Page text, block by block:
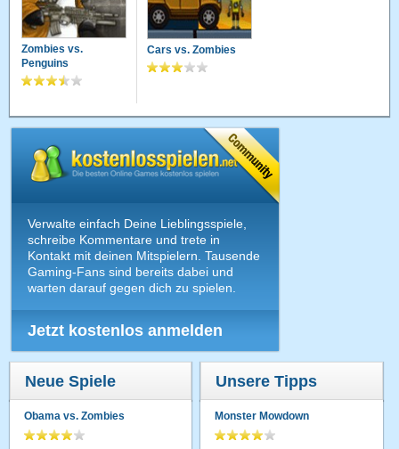
Zombies vs.
Penguins
Cars vs. Zombies
Verwalte einfach Deine Lieblingsspiele,
schreibe Kommentare und trete in
Kontakt mit deinen Mitspielern. Tausende
Gaming-Fans sind bereits dabei und
warten darauf gegen dich zu spielen.
Jetzt kostenlos anmelden
Neue Spiele
Obama vs. Zombies
Unsere Tipps
Monster Mowdown